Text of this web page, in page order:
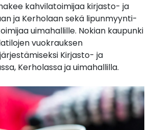
kahvilatoimijaa kirjasto- ja
ja Kerholaan sekä lipunmyynti-
uimahallille. Nokian kaupunki
vuokrauksen
Kirjasto- ja
Kerholassa ja uimahallilla.